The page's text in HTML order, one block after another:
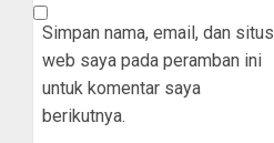
Simpan nama, email, dan situs
web saya pada peramban ini
untuk komentar saya
berikutnya.